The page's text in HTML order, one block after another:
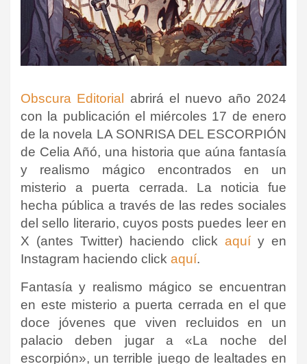
Obscura Editorial
abrirá el nuevo año 2024
con la publicación el miércoles 17 de enero
de la novela LA SONRISA DEL ESCORPIÓN
de Celia Añó, una historia que aúna fantasía
y realismo mágico encontrados en un
misterio a puerta cerrada. La noticia fue
hecha pública a través de las redes sociales
del sello literario, cuyos posts puedes leer en
X (antes Twitter) haciendo click aquíy en
Instagram haciendo click aquí.
Fantasía y realismo mágico se encuentran
en este misterio a puerta cerrada en el que
doce jóvenes que viven recluidos en un
palacio deben jugar a «La noche del
escorpión», un terrible juego de lealtades en